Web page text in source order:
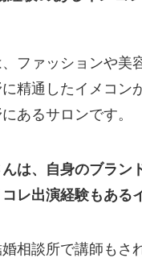
、ファッションや美
精通したイメコン
あるサロンです。
は、自身のブラン
レ出演経験もある
相談所で講師もさ